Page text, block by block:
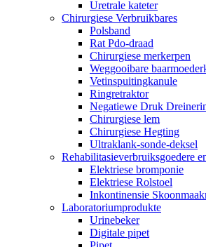
Uretrale kateter
Chirurgiese Verbruikbares
Polsband
Rat Pdo-draad
Chirurgiese merkerpen
Weggooibare
Vetinspuitingkanule
Ringretraktor
Negatiewe Druk
Chirurgiese lem
Chirurgiese Hegting
Ultraklank-sonde-deksel
Rehabilitasieverbruiksgoedere
Elektriese bromponie
Elektriese Rolstoel
Inkontinensie
Laboratoriumprodukte
Urinebeker
Digitale pipet